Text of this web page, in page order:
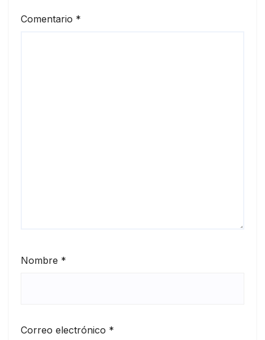
Comentario *
Nombre *
Correo electrónico *